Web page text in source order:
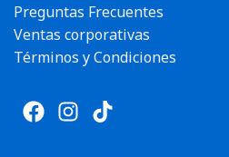
Preguntas Frecuentes
Ventas corporativas
Términos y Condiciones